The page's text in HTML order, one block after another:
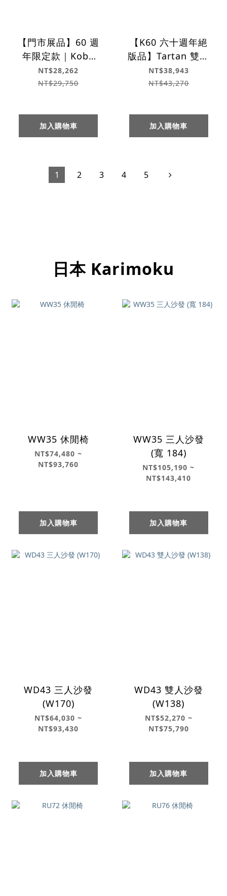
【門市展品】60 週
年限定款｜Kobe
Tartan K Chair 單
人沙發
NT$28,262
NT$29,750
加入購物車
【K60 六十週年絕
版品】Tartan 雙人
沙發
NT$38,943
NT$43,270
加入購物車
1 2 3 4 5
日本 Karimoku
WW35 休閒椅
NT$74,480 ~
NT$93,760
加入購物車
WW35 三人沙發
(寬 184)
NT$105,190 ~
NT$143,410
加入購物車
WD43 三人沙發
(W170)
NT$64,030 ~
NT$93,430
加入購物車
WD43 雙人沙發
(W138)
NT$52,270 ~
NT$75,790
加入購物車